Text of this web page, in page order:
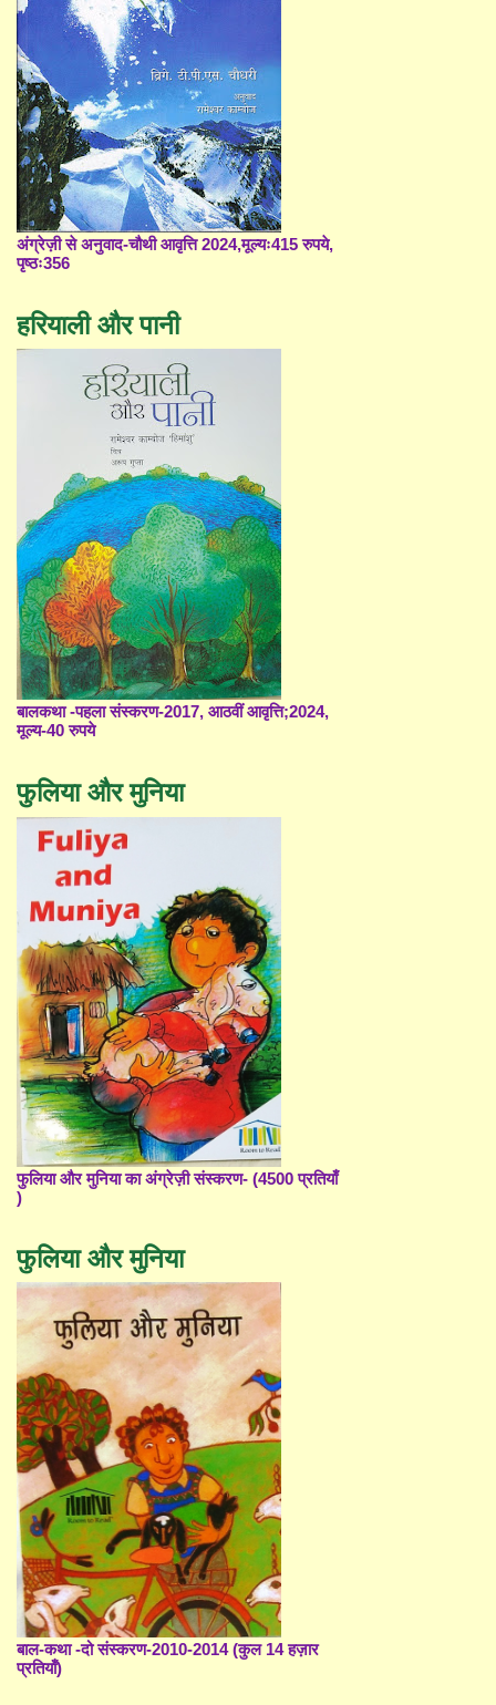
अंग्रेज़ी से अनुवाद-चौथी आवृत्ति 2024,मूल्यः415 रुपये,
पृष्ठः356
हरियाली और पानी
बालकथा -पहला संस्करण-2017, आठवीं आवृत्ति;2024,
मूल्य-40 रुपये
फुलिया और मुनिया
फुलिया और मुनिया का अंग्रेज़ी संस्करण- (4500 प्रतियाँ
)
फुलिया और मुनिया
बाल-कथा -दो संस्करण-2010-2014 (कुल 14 हज़ार
प्रतियाँ)